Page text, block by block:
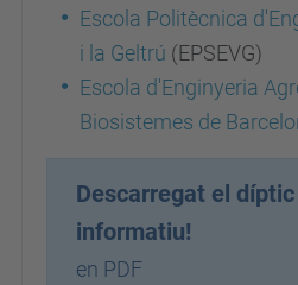
Escola Politècnica
i la Geltrú (EPSEVG)
Escola d'Enginyeria
Biosistemes de
Descarregat el díptic
informatiu!
en PDF